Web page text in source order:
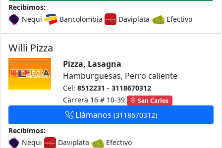
Recibimos:
Nequi
Bancolombia Daviplata Efectivo
Willi Pizza
Pizza, Lasagna
Hamburguesas, Perro caliente
Cel: 8512231 - 3118670312
Carrera 16 # 10-39
San Carlos
Llámanos (3118670312)
Recibimos:
Nequi
Daviplata Efectivo